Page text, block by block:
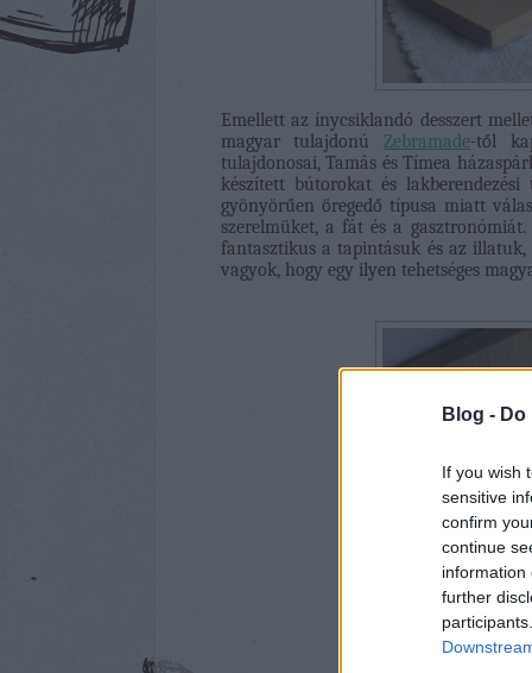
Blog -
If you wish
sensitive
confirm
continue
information
further
Emellett az ínycsiklandó desszert
magyar tulajdonúZebramade-től
tulajdonosai, Tamás és Tímea
készített bútorokat és
gyönyörűen öregedő típusa miatt
szerelmüket, a fát és a
fantasztikus a tapintásuk és az
vagyok, hogy egy ilyen tehetséges